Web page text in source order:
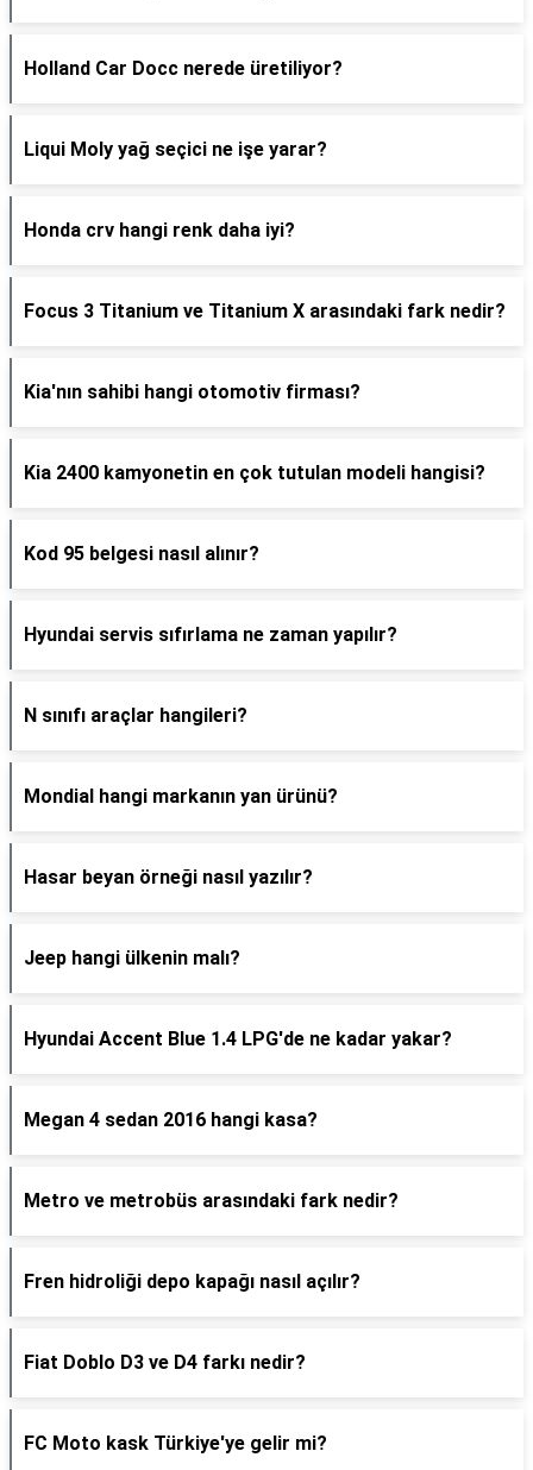
Holland Car Docc nerede üretiliyor?
Liqui Moly yağ seçici ne işe yarar?
Honda crv hangi renk daha iyi?
Focus 3 Titanium ve Titanium X arasındaki fark nedir?
Kia'nın sahibi hangi otomotiv firması?
Kia 2400 kamyonetin en çok tutulan modeli hangisi?
Kod 95 belgesi nasıl alınır?
Hyundai servis sıfırlama ne zaman yapılır?
N sınıfı araçlar hangileri?
Mondial hangi markanın yan ürünü?
Hasar beyan örneği nasıl yazılır?
Jeep hangi ülkenin malı?
Hyundai Accent Blue 1.4 LPG'de ne kadar yakar?
Megan 4 sedan 2016 hangi kasa?
Metro ve metrobüs arasındaki fark nedir?
Fren hidroliği depo kapağı nasıl açılır?
Fiat Doblo D3 ve D4 farkı nedir?
FC Moto kask Türkiye'ye gelir mi?